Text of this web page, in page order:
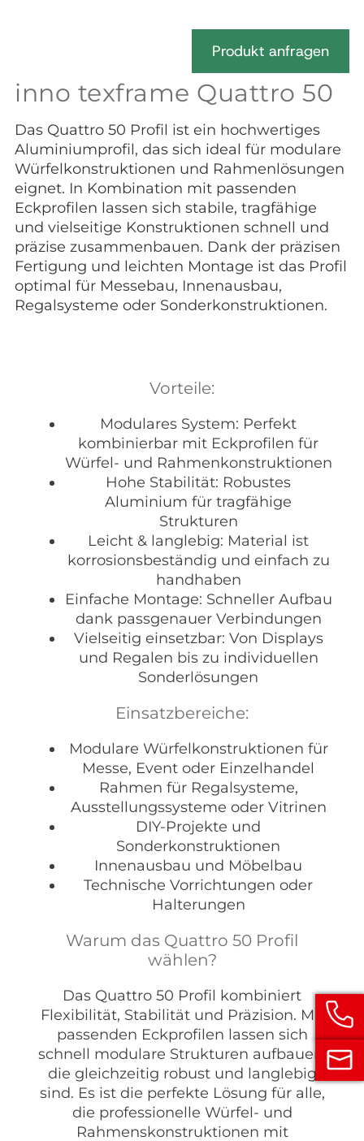
Produkt anfragen
inno texframe Quattro 50
Das Quattro 50 Profil ist ein hochwertiges
Aluminiumprofil, das sich ideal für modulare
Würfelkonstruktionen und Rahmenlösungen
eignet. In Kombination mit passenden
Eckprofilen lassen sich stabile, tragfähige
und vielseitige Konstruktionen schnell und
präzise zusammenbauen. Dank der präzisen
Fertigung und leichten Montage ist das Profil
optimal für Messebau, Innenausbau,
Regalsysteme oder Sonderkonstruktionen.
Vorteile:
Modulares System: Perfekt
kombinierbar mit Eckprofilen für
Würfel- und Rahmenkonstruktionen
Hohe Stabilität: Robustes
Aluminium für tragfähige
Strukturen
Leicht & langlebig: Material ist
korrosionsbeständig und einfach zu
handhaben
Einfache Montage: Schneller Aufbau
dank passgenauer Verbindungen
Vielseitig einsetzbar: Von Displays
und Regalen bis zu individuellen
Sonderlösungen
Einsatzbereiche:
Modulare Würfelkonstruktionen für
Messe, Event oder Einzelhandel
Rahmen für Regalsysteme,
Ausstellungssysteme oder Vitrinen
DIY-Projekte und
Sonderkonstruktionen
Innenausbau und Möbelbau
Technische Vorrichtungen oder
Halterungen
Warum das Quattro 50 Profil
wählen?
Das Quattro 50 Profil kombiniert
Flexibilität, Stabilität und Präzision. Mit
passenden Eckprofilen lassen sich
schnell modulare Strukturen aufbauen,
die gleichzeitig robust und langlebig
sind. Es ist die perfekte Lösung für alle,
die professionelle Würfel- und
Rahmenskonstruktionen mit